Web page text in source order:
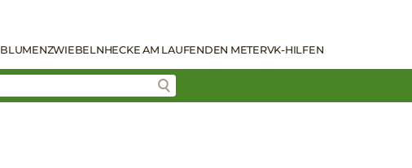
BLUMENZWIEBELNHECKE AM LAUFENDEN METERVK-HILFEN